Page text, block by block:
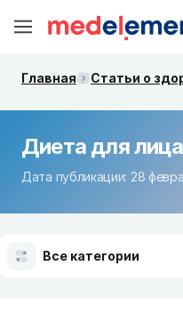
Главная Статьи о
Диета для лица
Дата публикации: 28
Все категории